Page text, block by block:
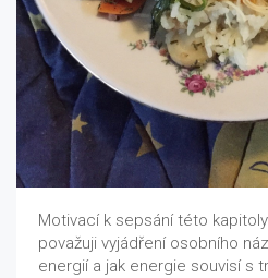
Motivací k sepsání této
považuji vyjádření osobního
energií a jak energie souvisí s